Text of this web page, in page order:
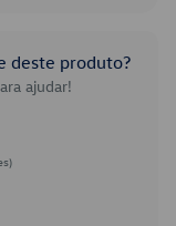
deste produto?
ajudar!